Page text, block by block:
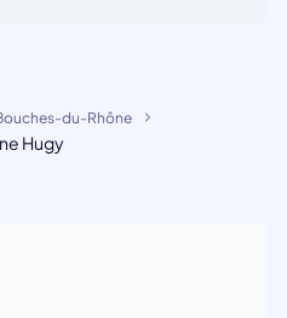
du-Rhône
Hugy